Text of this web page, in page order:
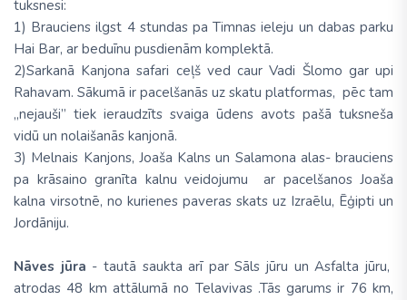
tuksnesi:
1) Brauciens ilgst 4 stundas pa Timnas ieleju un dabas parku
Hai Bar, ar beduīnu pusdienām komplektā.
2)Sarkanā Kanjona safari ceļš ved caur Vadi Šlomo gar upi
Rahavam. Sākumā ir pacelšanās uz skatu platformas, pēc tam
„nejauši” tiek ieraudzīts svaiga ūdens avots pašā tuksneša
vidū un nolaišanās kanjonā.
3) Melnais Kanjons, Joaša Kalns un Salamona alas- brauciens
pa krāsaino granīta kalnu veidojumu ar pacelšanos Joaša
kalna virsotnē, no kurienes paveras skats uz Izraēlu, Ēģipti un
Jordāniju.
Nāves jūra - tautā saukta arī par Sāls jūru un Asfalta jūru,
atrodas 48 km attālumā no Telavivas .Tās garums ir 76 km,